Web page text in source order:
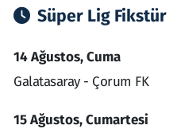
Süper Lig Fikstür
14 Ağustos, Cuma
Galatasaray - Çorum FK
15 Ağustos, Cumartesi